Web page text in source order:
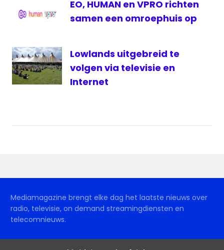
EO, HUMAN en VPRO richten
samen een omroephuis op
Lowlands uitgebreid te
volgen via televisie en
Internet
Mediamagazine brengt elke dag het laatste nieuws over
radio, televisie, on demand streamingdiensten en
telecomnieuws.